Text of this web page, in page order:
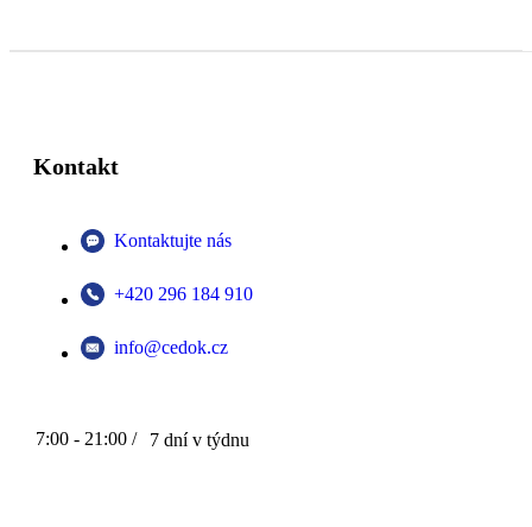
Kontakt
Kontaktujte nás
+420 296 184 910
info@cedok.cz
7:00 - 21:00 / 7 dní v týdnu